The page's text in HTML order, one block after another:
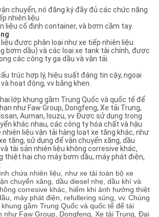
chuyển, nó đăng ký đầy đủ các chức năng
nhiên liệu
liệu cố định container, và bơm cầm tay.
được phân loại như xe tiếp nhiên liệu
bơm dầu) và các loại xe tank tài chính, được
các công ty ga dầu và vận tải.
trúc hợp lý, hiệu suất đáng tin cậy, ngoại
hoạt động, vv bằng khen.
lớp khung gầm Trung Quốc và quốc tế để
như Faw Group, Dongfeng, Xe tải Trung,
Auman, Isuzu, vv Được sử dụng trong
khác nhau, các công ty hóa chất và hậu
liệu vận tải hàng loạt xe tăng khác, như
tăng, sử dụng để vận chuyển xăng, dầu
tài sản nhiên liệu không corresive khác,
thiệt hại cho máy bơm dầu, máy phát điện,
chứa nhiên liệu, như xe tải toàn bộ xe
chuyển xăng, dầu diesel nhẹ, dầu khí và
corresive khác, hiếm khi ảnh hưởng thiệt
máy phát điện, refullering súng, vv. Chúng
gầm Trung Quốc và quốc tế để tái
như Faw Group, Dongfeng, Xe tải Trung, Đại